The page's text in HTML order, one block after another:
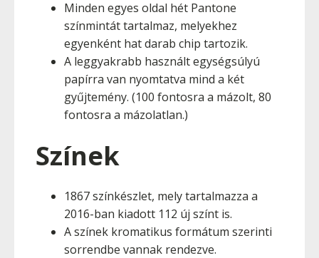
Minden egyes oldal hét Pantone
színmintát tartalmaz, melyekhez
egyenként hat darab chip tartozik.
A leggyakrabb használt egységsúlyú
papírra van nyomtatva mind a két
gyűjtemény. (100 fontosra a mázolt, 80
fontosra a mázolatlan.)
Színek
1867 színkészlet, mely tartalmazza a
2016-ban kiadott 112 új színt is.
A színek kromatikus formátum szerinti
sorrendbe vannak rendezve.